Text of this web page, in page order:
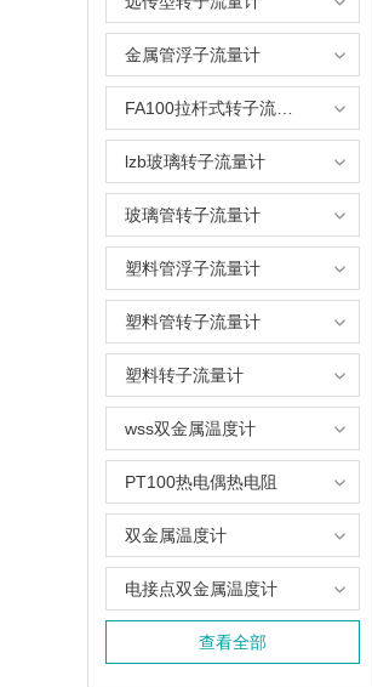
金属管浮子流量计
lzb玻璃转子流量计
玻璃管转子流量计
塑料管浮子流量计
塑料管转子流量计
塑料转子流量计
wss双金属温度计
PT100热电偶热电阻
双金属温度计
电接点双金属温度计
查看全部